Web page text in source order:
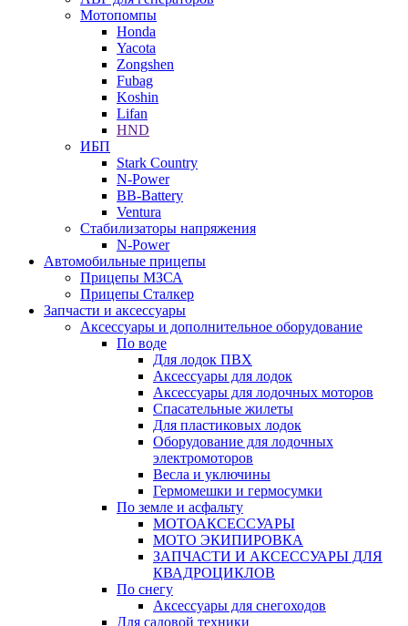
Мотопомпы
Honda
Yacota
Zongshen
Fubag
Koshin
Lifan
HND
ИБП
Stark Country
N-Power
BB-Battery
Ventura
Стабилизаторы напряжения
N-Power
Автомобильные прицепы
Прицепы МЗСА
Прицепы Сталкер
Запчасти и аксессуары
Аксессуары и дополнительное оборудование
По воде
Для лодок ПВХ
Аксессуары для лодок
Аксессуары для лодочных моторов
Спасательные жилеты
Для пластиковых лодок
Оборудование для лодочных
электромоторов
Весла и уключины
Гермомешки и гермосумки
По земле и асфальту
МОТОАКСЕССУАРЫ
МОТО ЭКИПИРОВКА
ЗАПЧАСТИ И АКСЕССУАРЫ ДЛЯ
КВАДРОЦИКЛОВ
По снегу
Аксессуары для снегоходов
Для садовой техники